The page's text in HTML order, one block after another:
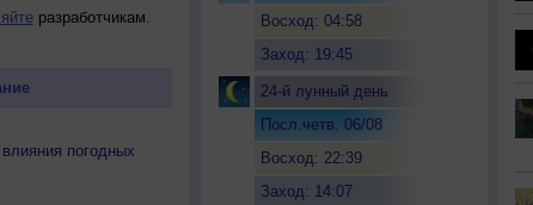
разработчикам.
погодных
Восход: 04:58
Заход: 19:45
24-й лунный день
Посл.четв. 06/08
Восход: 22:39
Заход: 14:07